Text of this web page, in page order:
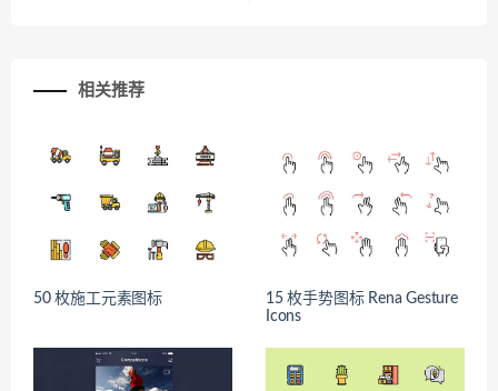
相关推荐
50 枚施工元素图标
15 枚手势图标 Rena Gesture
Icons